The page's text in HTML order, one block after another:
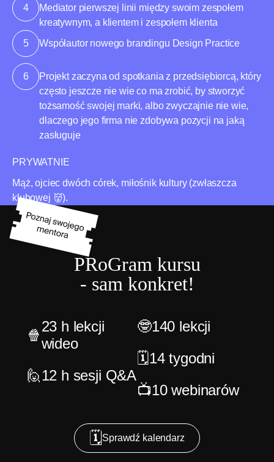
4
Mediator pierwszej linii między swoim zespołem
kreatywnym, a klientem i zespołem klienta
5
Współautor nowego brandingu Design Practice
6
Projekt zaczyna od spotkania z przedsiębiorcą, który
często jeszcze nie wie co ma zrobić, by stworzyć
tożsamość swojej marki, albo zwyczajnie nie wie,
dlaczego jego firma nie zdobywa pozycji na jaką
zasługuje
PRYWATNIE
Mąż, ojciec dwóch córek, miłośnik kultury (zwłaszcza
klubowej 👹).
PRoGram kursu
- sam konkret!
🍿
23 h lekcji
wideo
🙋12 h sesji Q&A
🤓140 lekcji
🗓️14 tygodni
📺10 webinarów
🗓Sprawdź kalendarz